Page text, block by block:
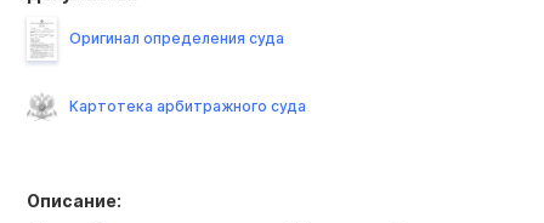
Описание:
Оригинал определения суда
Картотека арбитражного суда